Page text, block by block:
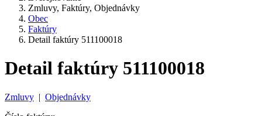
Zmluvy, Faktúry, Objednávky
Obec
Faktúry
Detail faktúry 511100018
Detail faktúry 511100018
Zmluvy | Objednávky